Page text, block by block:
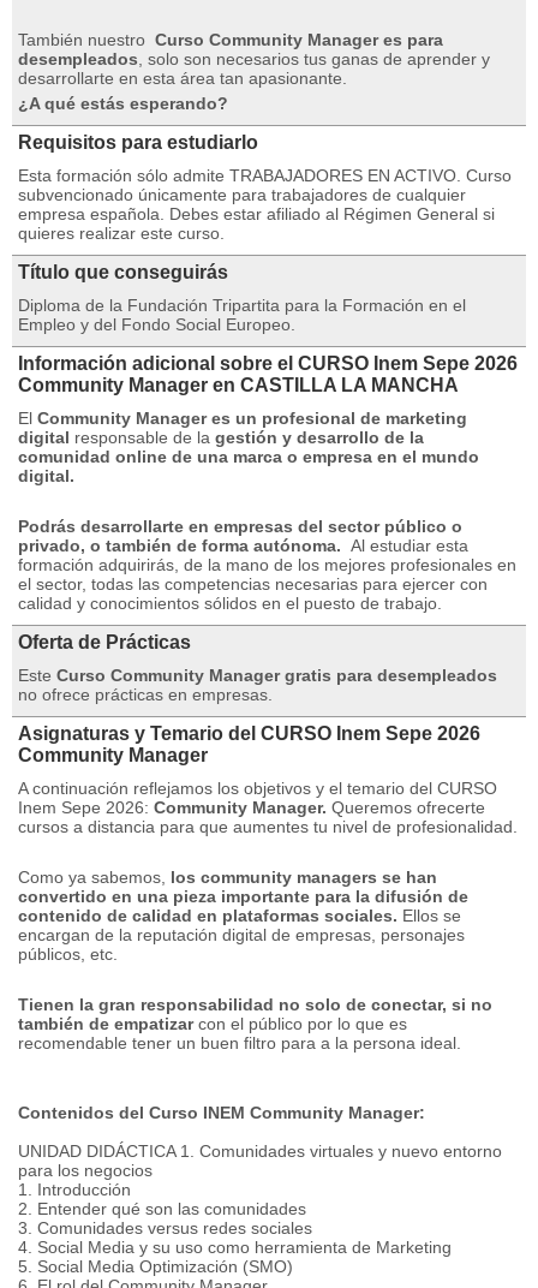
También nuestro Curso Community Manager es para
desempleados , solo son necesarios tus ganas de aprender y
desarrollarte en esta área tan apasionante.
¿A qué estás esperando?
Requisitos para estudiarlo
Esta formación sólo admite TRABAJADORES EN ACTIVO. Curso
subvencionado únicamente para trabajadores de cualquier
empresa española. Debes estar afiliado al Régimen General si
quieres realizar este curso.
Título que conseguirás
Diploma de la Fundación Tripartita para la Formación en el
Empleo y del Fondo Social Europeo.
Información adicional sobre el CURSO Inem Sepe 2026
Community Manager en CASTILLA LA MANCHA
El Community Manager es un profesional de marketing
digital responsable de la gestión y desarrollo de la
comunidad online de una marca o empresa en el mundo
digital.
Podrás desarrollarte en empresas del sector público o
privado, o también de forma autónoma. Al estudiar esta
formación adquirirás, de la mano de los mejores profesionales en
el sector, todas las competencias necesarias para ejercer con
calidad y conocimientos sólidos en el puesto de trabajo.
Oferta de Prácticas
Este Curso Community Manager gratis para desempleados
no ofrece prácticas en empresas.
Asignaturas y Temario del CURSO Inem Sepe 2026
Community Manager
A continuación reflejamos los objetivos y el temario del CURSO
Inem Sepe 2026: Community Manager. Queremos ofrecerte
cursos a distancia para que aumentes tu nivel de profesionalidad.
Como ya sabemos, los community managers se han
convertido en una pieza importante para la difusión de
contenido de calidad en plataformas sociales. Ellos se
encargan de la reputación digital de empresas, personajes
públicos, etc.
Tienen la gran responsabilidad no solo de conectar, si no
también de empatizarcon el público por lo que es
recomendable tener un buen filtro para a la persona ideal.
Contenidos del Curso INEM Community Manager:
UNIDAD DIDÁCTICA 1. Comunidades virtuales y nuevo entorno
para los negocios
1. Introducción
2. Entender qué son las comunidades
3. Comunidades versus redes sociales
4. Social Media y su uso como herramienta de Marketing
5. Social Media Optimización (SMO)